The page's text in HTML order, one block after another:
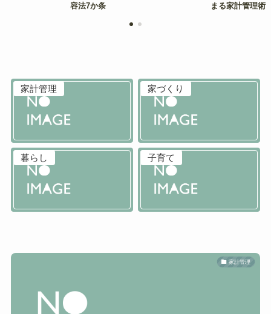
容法7か条
まる家計管理術
家計管理 家づくり
暮らし 子育て
家計管理